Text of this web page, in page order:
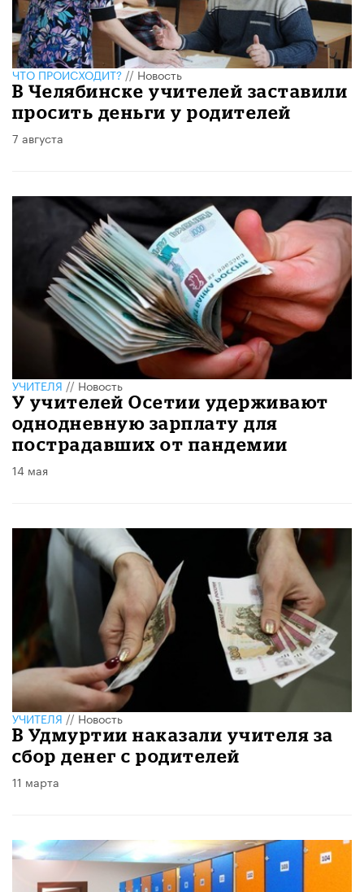
ЧТО ПРОИСХОДИТ?//Новость
​В Челябинске учителей заставили
просить деньги у родителей
7 августа
УЧИТЕЛЯ//Новость
У учителей Осетии удерживают
однодневную зарплату для
пострадавших от пандемии
14 мая
УЧИТЕЛЯ//Новость
В Удмуртии наказали учителя за
сбор денег с родителей
11 марта